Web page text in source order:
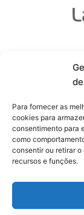
Para fornecer as
cookies para
consentimento para
como
consentir ou retirar
recursos e funções.